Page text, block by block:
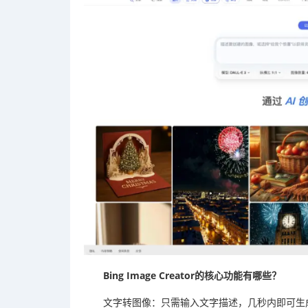
Bing Image Creator的核心功能有哪些？
文字转图像：只需输入文字描述，几秒内即可